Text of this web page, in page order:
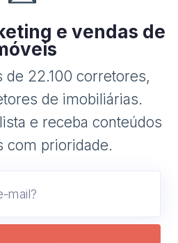
e vendas de
de 22.100 corretores,
de imobiliárias.
e receba conteúdos
com prioridade.